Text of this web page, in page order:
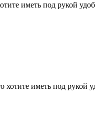
иметь под рукой
иметь под рукой